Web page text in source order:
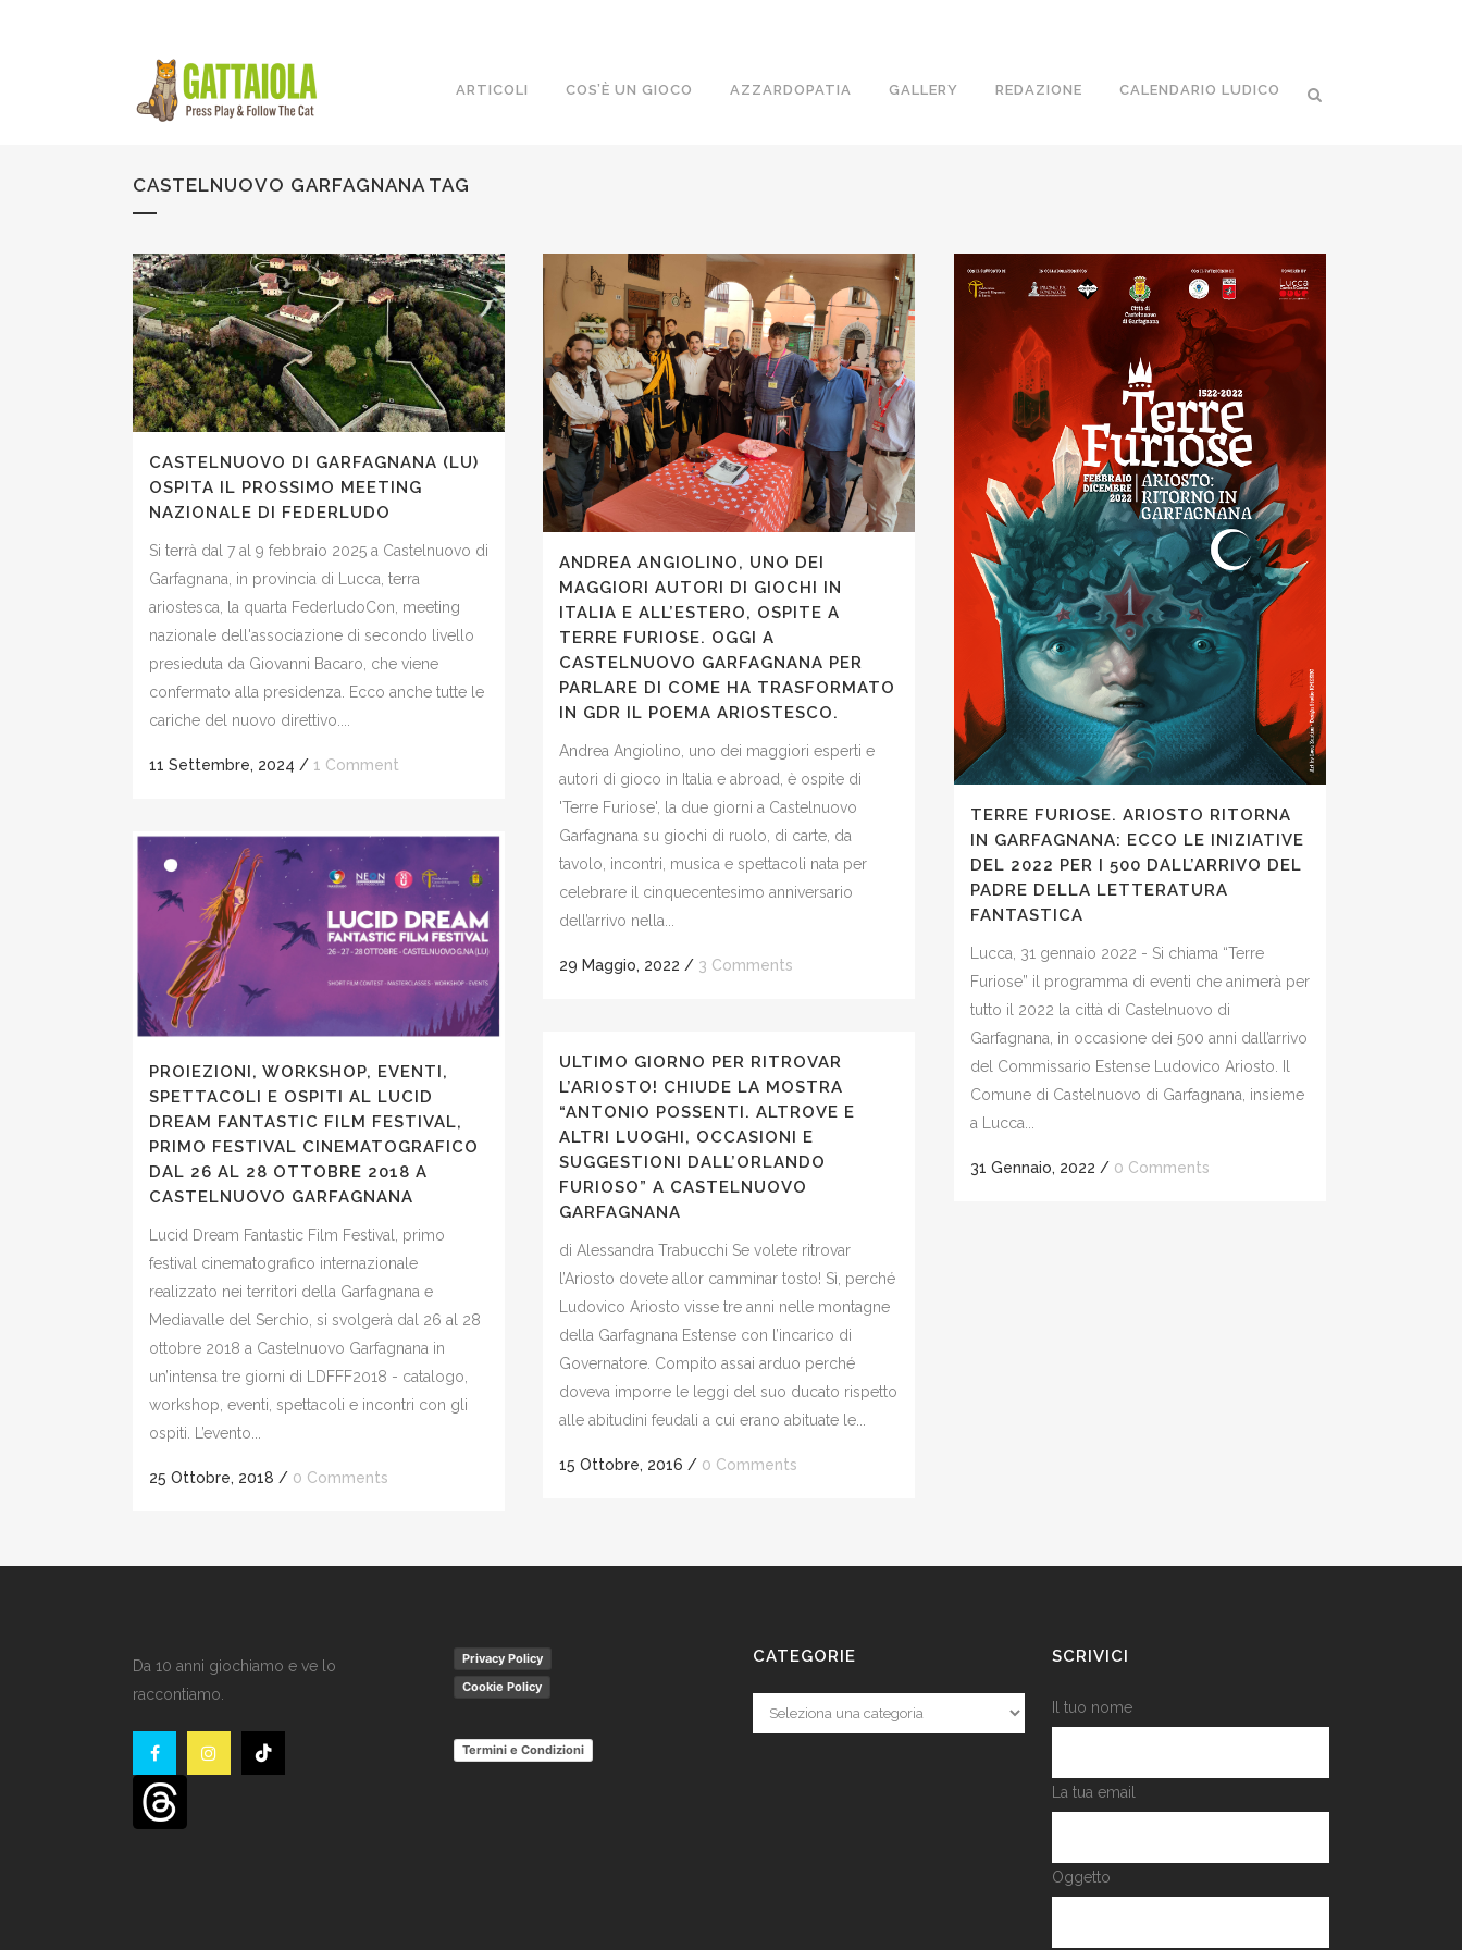
ARTICOLI COS’È UN GIOCO AZZARDOPATIA GALLERY REDAZIONE CALENDARIO LUDICO
CASTELNUOVO GARFAGNANA TAG
CASTELNUOVO DI GARFAGNANA (LU)
OSPITA IL PROSSIMO MEETING
NAZIONALE DI FEDERLUDO
Si terrà dal 7 al 9 febbraio 2025 a Castelnuovo di
Garfagnana, in provincia di Lucca, terra
ariostesca, la quarta FederludoCon, meeting
nazionale dell'associazione di secondo livello
presieduta da Giovanni Bacaro, che viene
confermato alla presidenza. Ecco anche tutte le
cariche del nuovo direttivo....
11 Settembre, 2024 / 1 Comment
ANDREA ANGIOLINO, UNO DEI
MAGGIORI AUTORI DI GIOCHI IN
ITALIA E ALL’ESTERO, OSPITE A
TERRE FURIOSE. OGGI A
CASTELNUOVO GARFAGNANA PER
PARLARE DI COME HA TRASFORMATO
IN GDR IL POEMA ARIOSTESCO.
Andrea Angiolino, uno dei maggiori esperti e
autori di gioco in Italia e abroad, è ospite di
'Terre Furiose', la due giorni a Castelnuovo
Garfagnana su giochi di ruolo, di carte, da
tavolo, incontri, musica e spettacoli nata per
celebrare il cinquecentesimo anniversario
dell’arrivo nella...
29 Maggio, 2022 / 3 Comments
TERRE FURIOSE. ARIOSTO RITORNA
IN GARFAGNANA: ECCO LE INIZIATIVE
DEL 2022 PER I 500 DALL’ARRIVO DEL
PADRE DELLA LETTERATURA
FANTASTICA
Lucca, 31 gennaio 2022 - Si chiama “Terre
Furiose” il programma di eventi che animerà per
tutto il 2022 la città di Castelnuovo di
Garfagnana, in occasione dei 500 anni dall’arrivo
del Commissario Estense Ludovico Ariosto. Il
Comune di Castelnuovo di Garfagnana, insieme
a Lucca...
31 Gennaio, 2022 / 0 Comments
PROIEZIONI, WORKSHOP, EVENTI,
SPETTACOLI E OSPITI AL LUCID
DREAM FANTASTIC FILM FESTIVAL,
PRIMO FESTIVAL CINEMATOGRAFICO
DAL 26 AL 28 OTTOBRE 2018 A
CASTELNUOVO GARFAGNANA
Lucid Dream Fantastic Film Festival, primo
festival cinematografico internazionale
realizzato nei territori della Garfagnana e
Mediavalle del Serchio, si svolgerà dal 26 al 28
ottobre 2018 a Castelnuovo Garfagnana in
un’intensa tre giorni di LDFFF2018 - catalogo,
workshop, eventi, spettacoli e incontri con gli
ospiti. L’evento...
25 Ottobre, 2018 / 0 Comments
ULTIMO GIORNO PER RITROVAR
L’ARIOSTO! CHIUDE LA MOSTRA
“ANTONIO POSSENTI. ALTROVE E
ALTRI LUOGHI, OCCASIONI E
SUGGESTIONI DALL’ORLANDO
FURIOSO” A CASTELNUOVO
GARFAGNANA
di Alessandra Trabucchi Se volete ritrovar
l’Ariosto dovete allor camminar tosto! Sì, perché
Ludovico Ariosto visse tre anni nelle montagne
della Garfagnana Estense con l’incarico di
Governatore. Compito assai arduo perché
doveva imporre le leggi del suo ducato rispetto
alle abitudini feudali a cui erano abituate le...
15 Ottobre, 2016 / 0 Comments
Da 10 anni giochiamo e ve lo
raccontiamo.
Privacy Policy
Cookie Policy
Termini e Condizioni
CATEGORIE
Categorie
SCRIVICI
Il tuo nome
La tua email
Oggetto